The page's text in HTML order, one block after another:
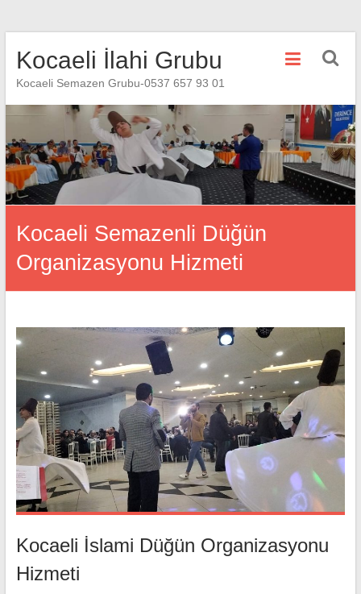
Kocaeli İlahi Grubu
Kocaeli Semazen Grubu-0537 657 93 01
Kocaeli Semazenli Düğün
Organizasyonu Hizmeti
Kocaeli İslami Düğün Organizasyonu
Hizmeti